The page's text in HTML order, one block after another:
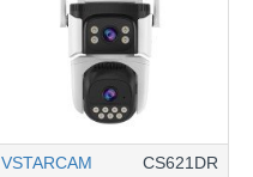
VSTARCAM CS621DR